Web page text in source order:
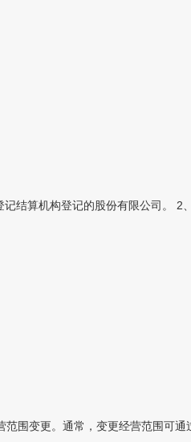
结算机构登记的股份有限公司。 2
围变更。通常，变更经营范围可通